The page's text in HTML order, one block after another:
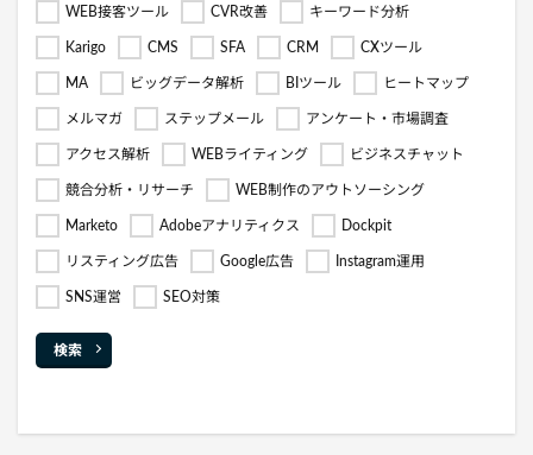
WEB接客ツール CVR改善 キーワード分析
Karigo CMS SFA CRM CXツール
MA ビッグデータ解析 BIツール ヒートマップ
メルマガ ステップメール アンケート・市場調査
アクセス解析 WEBライティング ビジネスチャット
競合分析・リサーチ WEB制作のアウトソーシング
Marketo Adobeアナリティクス Dockpit
リスティング広告 Google広告 Instagram運用
SNS運営 SEO対策
検索